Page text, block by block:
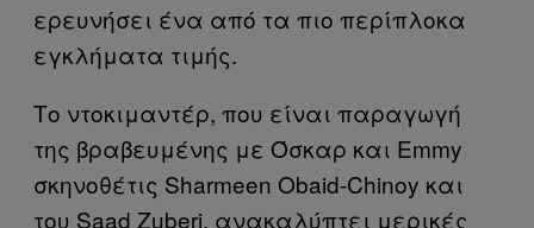
ερευνήσει ένα από τα πιο περίπλοκα
εγκλήματα τιμής.
Το ντοκιμαντέρ, που είναι παραγωγή
της βραβευμένης με Όσκαρ και Emmy
σκηνοθέτις Sharmeen Obaid-Chinoy και
του Saad Zuberi, ανακαλύπτει μερικές